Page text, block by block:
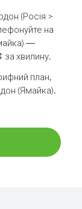
(Росія >
на
—
за хвилину.
план,
(Ямайка).